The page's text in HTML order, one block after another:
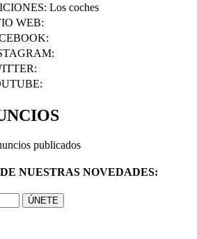
Los coches
WEB:
publicados
NUESTRAS NOVEDADES:
ÚNETE